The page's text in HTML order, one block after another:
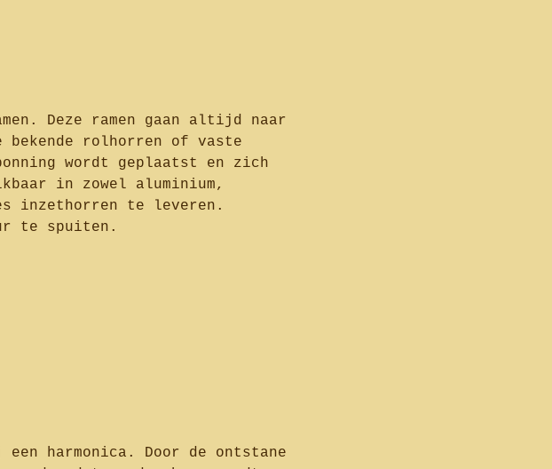
Deze ramen gaan altijd naar
bekende rolhorren of vaste
wordt geplaatst en zich
in zowel aluminium,
inzethorren te leveren.
te spuiten.
harmonica. Door de ontstane